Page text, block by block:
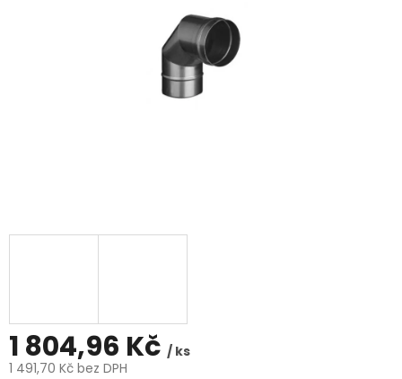
1 804,96 Kč / ks
1 491,70 Kč bez DPH